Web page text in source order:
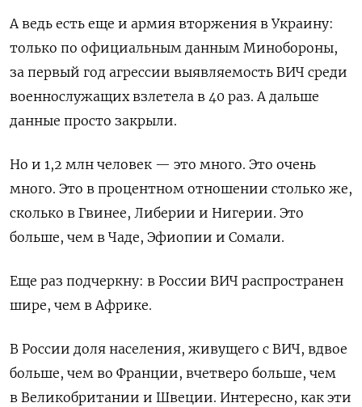
А ведь есть еще и армия вторжения в Украину:
только по официальным данным Минобороны,
за первый год агрессии выявляемость ВИЧ среди
военнослужащих взлетела в 40 раз. А дальше
данные просто закрыли.
Но и 1,2 млн человек — это много. Это очень
много. Это в процентном отношении столько же,
сколько в Гвинее, Либерии и Нигерии. Это
больше, чем в Чаде, Эфиопии и Сомали.
Еще раз подчеркну: в России ВИЧ распространен
шире, чем в Африке.
В России доля населения, живущего с ВИЧ, вдвое
больше, чем во Франции, вчетверо больше, чем
в Великобритании и Швеции. Интересно, как эти